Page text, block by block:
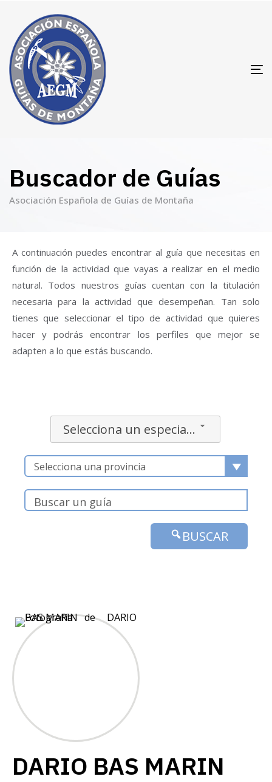
Buscador de Guías
Asociación Española de Guías de Montaña
A continuación puedes encontrar al guía que necesitas en
función de la actividad que vayas a realizar en el medio
natural. Todos nuestros guías cuentan con la titulación
necesaria para la actividad que desempeñan. Tan solo
tienes que seleccionar el tipo de actividad que quieres
hacer y podrás encontrar los perfiles que mejor se
adapten a lo que estás buscando.
Selecciona un especialidad
Selecciona una provincia
BUSCAR
DARIO BAS MARIN